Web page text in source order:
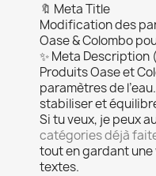
🔖 Meta Title
Modification des
Oase & Colombo
✨ Meta
Produits Oase et
paramètres de
stabiliser et
Si tu veux, je peux
catégories déjà
tout en gardant
textes.